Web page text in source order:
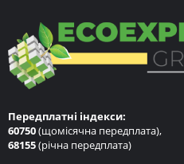
Передплатні індекси:
60750(щомісячна передплата),
68155(річна передплата)